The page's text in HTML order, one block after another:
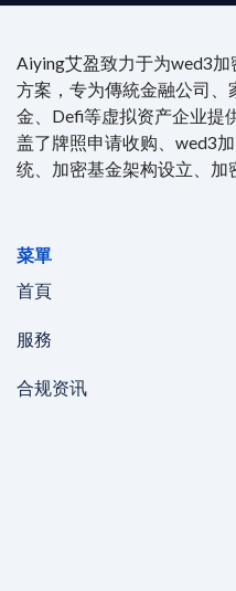
Aiying艾盈致力于为wed3
方案，专为傳統金融公司、
金、Defi等虚拟资产企业提
盖了牌照申请收购、wed3
统、加密基金架构设立、加
菜單
首頁
服務
合规资讯